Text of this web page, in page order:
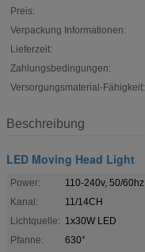
Preis:
Verpackung Informationen:
Lieferzeit:
Zahlungsbedingungen:
Versorgungsmaterial-Fähigkeit:
Beschreibung
LED Moving Head Light
Power:
110-240v, 50/60hz
Kanal:
11/14CH
Lichtquelle: 1x30W LED
Pfanne:
630°